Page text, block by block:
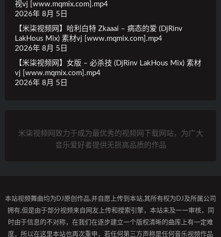
视vj [www.mqmix.com].mp4
2026年 8月 5日
【米柒视频网】哈利白特 Zkaaai – 病态的爱 (DjRinv
LakHous Mix) 素材vj [www.mqmix.com].mp4
2026年 8月 5日
【米柒视频网】女版 – 必杀技 (DjRinv LakHous Mix) 素材
vj [www.mqmix.com].mp4
2026年 8月 5日
米柒视频网致力于成为最优秀的视频网下载网站，为广大
音乐爱好者提供无损高品质的作品
本站视频舞曲均为DJ原创作品,并自愿上传到本站,其所有权为DJ及所属公司
拥有,但是由于部分视频来自网友上传和搜索引擎，本站未及一一审核，同
时由于信息的不对称，在我们在逐步建立一个版权清晰的曲库上有一定难
度，所以在这里本站也再次重申，若任何第三方声称是任何音乐视频作品